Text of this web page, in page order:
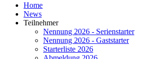
Home
News
Teilnehmer
Nennung 2026 - Serienstarter
Nennung 2026 - Gaststarter
Starterliste 2026